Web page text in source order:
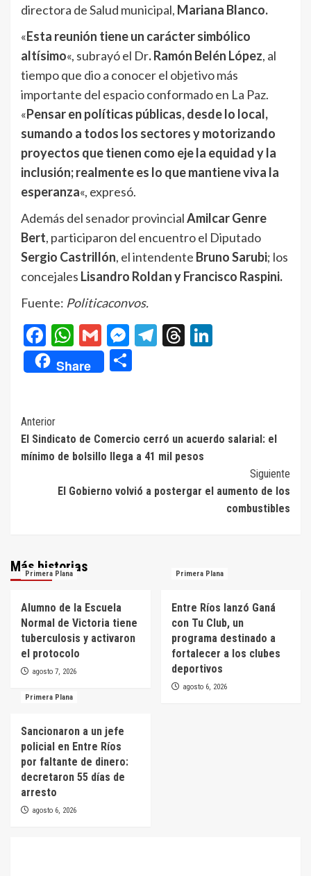
directora de Salud municipal, Mariana Blanco.
«Esta reunión tiene un carácter simbólico
altísimo«, subrayó el Dr. Ramón Belén López, al
tiempo que dio a conocer el objetivo más
importante del espacio conformado en La Paz.
«Pensar en políticas públicas, desde lo local,
sumando a todos los sectores y motorizando
proyectos que tienen como eje la equidad y la
inclusión; realmente es lo que mantiene viva la
esperanza«, expresó.
Además del senador provincialAmilcar Genre
Bert, participaron del encuentro el Diputado
Sergio Castrillón, el intendente Bruno Sarubi; los
concejales Lisandro Roldan y Francisco Raspini.
Fuente: Politicaconvos.
Facebook
WhatsApp
GmailMessenger
Telegram
Threads
Share
Navegación
de
Anterior
El Sindicato de Comercio cerró un acuerdo salarial: el
mínimo de bolsillo llega a 41 mil pesos
Siguiente
El Gobierno volvió a postergar el aumento de los
combustibles
Más historias
Primera Plana
Alumno de la Escuela
Normal de Victoria tiene
tuberculosis y activaron
el protocolo
agosto 7, 2026
Primera Plana
Entre Ríos lanzó Ganá
con Tu Club, un
programa destinado a
fortalecer a los clubes
deportivos
agosto 6, 2026
Primera Plana
Sancionaron a un jefe
policial en Entre Ríos
por faltante de dinero:
decretaron 55 días de
arresto
agosto 6, 2026